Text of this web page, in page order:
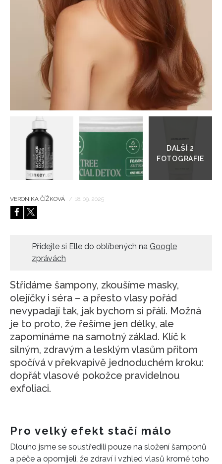
galerie
VERONIKA ČÍŽKOVÁ / 18. 09. 2025
Přidejte si Elle do oblíbených na Google
zprávách
Střídáme šampony, zkoušíme masky,
olejíčky i séra – a přesto vlasy pořád
nevypadají tak, jak bychom si přáli. Možná
je to proto, že řešíme jen délky, ale
zapomínáme na samotný základ. Klíč k
silným, zdravým a lesklým vlasům přitom
spočívá v překvapivě jednoduchém kroku:
dopřát vlasové pokožce pravidelnou
exfoliaci.
Pro velký efekt stačí málo
Dlouho jsme se soustředili pouze na složení šamponů
a péče a opomíjeli, že zdraví i vzhled vlasů kromě toho